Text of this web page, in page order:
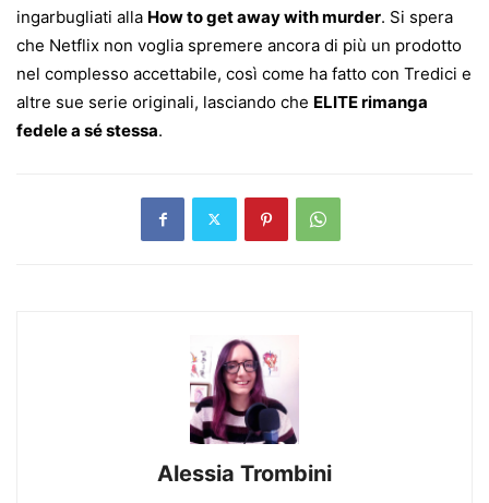
ingarbugliati alla How to get away with murder. Si spera
che Netflix non voglia spremere ancora di più un prodotto
nel complesso accettabile, così come ha fatto con Tredici e
altre sue serie originali, lasciando che ELITE rimanga
fedele a sé stessa.
Alessia Trombini